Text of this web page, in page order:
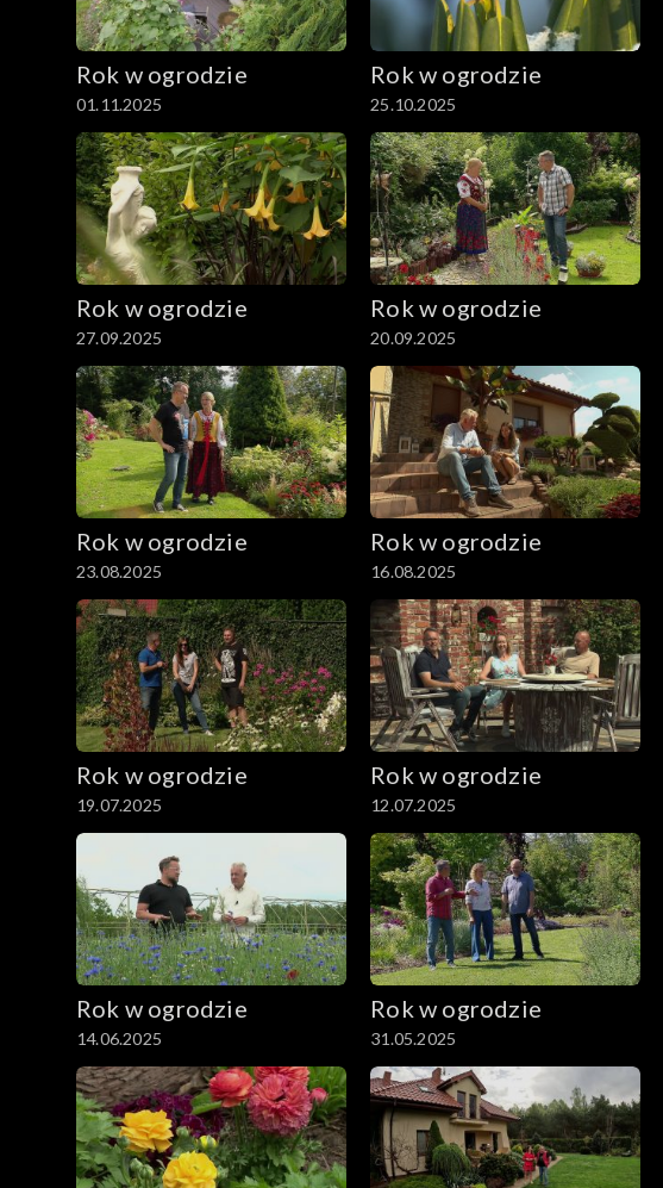
Rok w ogrodzie
01.11.2025
Rok w ogrodzie
25.10.2025
Rok w ogrodzie
27.09.2025
Rok w ogrodzie
20.09.2025
Rok w ogrodzie
23.08.2025
Rok w ogrodzie
16.08.2025
Rok w ogrodzie
19.07.2025
Rok w ogrodzie
12.07.2025
Rok w ogrodzie
14.06.2025
Rok w ogrodzie
31.05.2025